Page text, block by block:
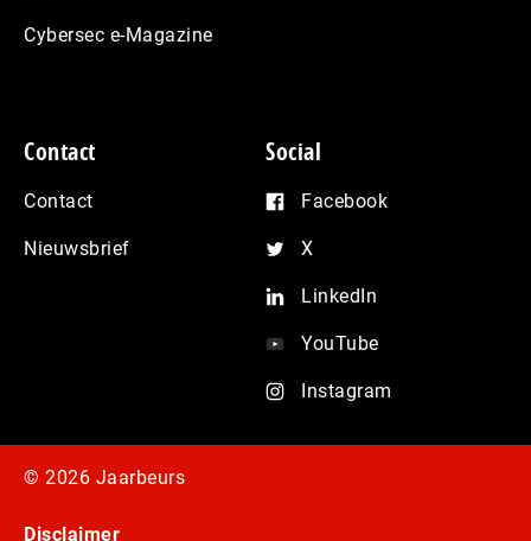
Cybersec e-Magazine
Contact
Contact
Nieuwsbrief
Social
Facebook
X
LinkedIn
YouTube
Instagram
© 2026 Jaarbeurs
Disclaimer